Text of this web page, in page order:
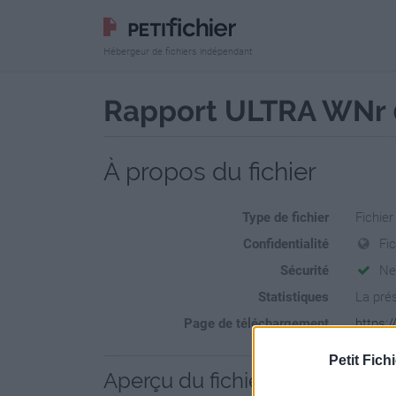
Petit
Hébergeur de fichiers indépendant
Rapport ULTRA WNr
À propos du fichier
Type de fichier
Confidentialité
Sécurité
Statistiques
La
Page de téléchargement
Aperçu du fichier